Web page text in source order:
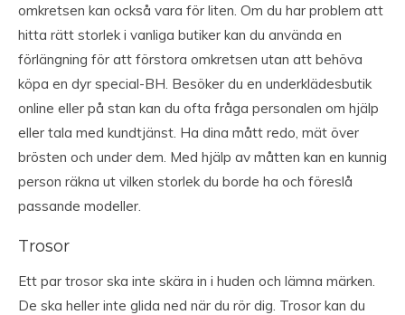
omkretsen kan också vara för liten. Om du har problem att
hitta rätt storlek i vanliga butiker kan du använda en
förlängning för att förstora omkretsen utan att behöva
köpa en dyr special-BH. Besöker du en underklädesbutik
online eller på stan kan du ofta fråga personalen om hjälp
eller tala med kundtjänst. Ha dina mått redo, mät över
brösten och under dem. Med hjälp av måtten kan en kunnig
person räkna ut vilken storlek du borde ha och föreslå
passande modeller.
Trosor
Ett par trosor ska inte skära in i huden och lämna märken.
De ska heller inte glida ned när du rör dig. Trosor kan du